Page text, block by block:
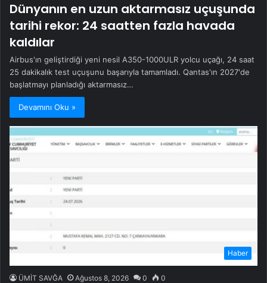
Dünyanın en uzun aktarmasız uçuşunda
tarihi rekor: 24 saatten fazla havada
kaldılar
Airbus'ın geliştirdiği yeni nesil A350-1000ULR yolcu uçağı, 24 saat
25 dakikalık test uçuşunu başarıyla tamamladı. Qantas'ın 2027'de
başlatmayı planladığı aktarmasız…
Devamını Oku »
Haber
ÜMİT SAVĞA Ağustos 8, 2026 0 0